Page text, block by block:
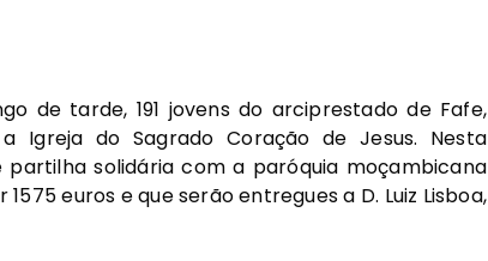
de tarde, 191 jovens do arciprestado de Fafe,
do Sagrado Coração de Jesus. Nesta
solidária com a paróquia moçambicana
euros e que serão entregues a D. Luiz Lisboa,